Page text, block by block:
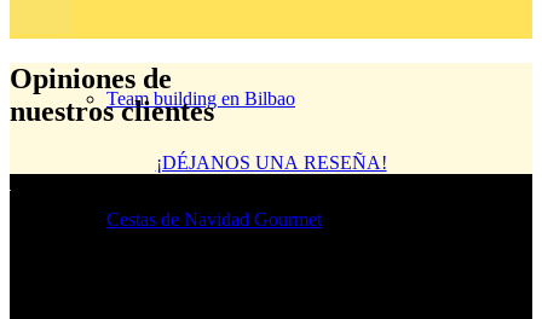
Team building en Bilbao
Cestas de Navidad Gourmet
Opiniones de
nuestros clientes
¡DÉJANOS UNA RESEÑA!